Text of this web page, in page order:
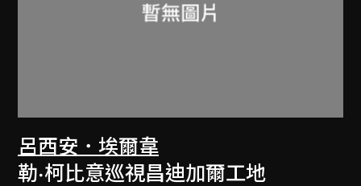
呂西安．埃爾韋
勒·柯比意巡視昌迪加爾工地